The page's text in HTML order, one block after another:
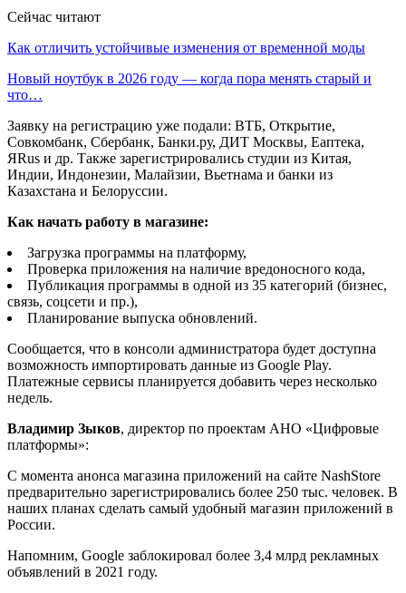
Сейчас читают
Как отличить устойчивые изменения от временной моды
Новый ноутбук в 2026 году — когда пора менять старый и
что…
Заявку на регистрацию уже подали: ВТБ, Открытие,
Совкомбанк, Сбербанк, Банки.ру, ДИТ Москвы, Еаптека,
ЯRus и др. Также зарегистрировались студии из Китая,
Индии, Индонезии, Малайзии, Вьетнама и банки из
Казахстана и Белоруссии.
Как начать работу в магазине:
Загрузка программы на платформу,
Проверка приложения на наличие вредоносного кода,
Публикация программы в одной из 35 категорий (бизнес,
связь, соцсети и пр.),
Планирование выпуска обновлений.
Сообщается, что в консоли администратора будет доступна
возможность импортировать данные из Google Play.
Платежные сервисы планируется добавить через несколько
недель.
Владимир Зыков, директор по проектам АНО «Цифровые
платформы»:
С момента анонса магазина приложений на сайте NashStore
предварительно зарегистрировались более 250 тыс. человек. В
наших планах сделать самый удобный магазин приложений в
России.
Напомним, Google заблокировал более 3,4 млрд рекламных
объявлений в 2021 году.